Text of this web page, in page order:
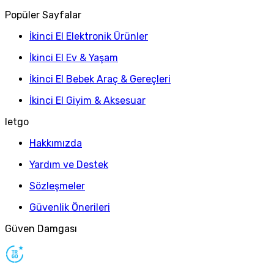
Popüler Sayfalar
İkinci El Elektronik Ürünler
İkinci El Ev & Yaşam
İkinci El Bebek Araç & Gereçleri
İkinci El Giyim & Aksesuar
letgo
Hakkımızda
Yardım ve Destek
Sözleşmeler
Güvenlik Önerileri
Güven Damgası